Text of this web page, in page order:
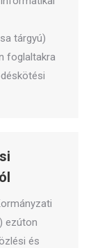
tárgyú)
foglaltakra
ezúton
és